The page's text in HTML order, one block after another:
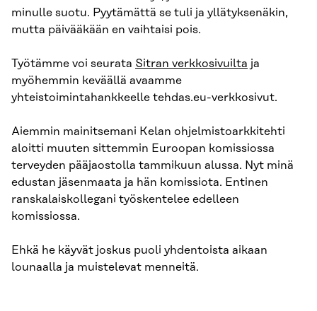
minulle suotu. Pyytämättä se tuli ja yllätyksenäkin,
mutta päivääkään en vaihtaisi pois.
Työtämme voi seurata Sitran verkkosivuilta ja
myöhemmin keväällä avaamme
yhteistoimintahankkeelle tehdas.eu-verkkosivut.
Aiemmin mainitsemani Kelan ohjelmistoarkkitehti
aloitti muuten sittemmin Euroopan komissiossa
terveyden pääjaostolla tammikuun alussa. Nyt minä
edustan jäsenmaata ja hän komissiota. Entinen
ranskalaiskollegani työskentelee edelleen
komissiossa.
Ehkä he käyvät joskus puoli yhdentoista aikaan
lounaalla ja muistelevat menneitä.